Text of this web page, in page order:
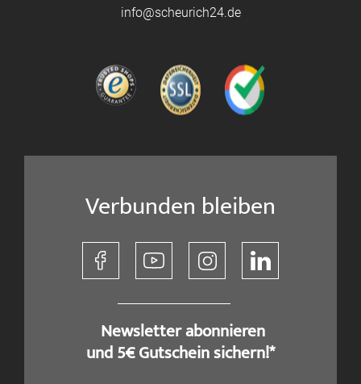
info@scheurich24.de
Verbunden bleiben
​ Newsletter abonnieren
und 5€ Gutschein sichern!*